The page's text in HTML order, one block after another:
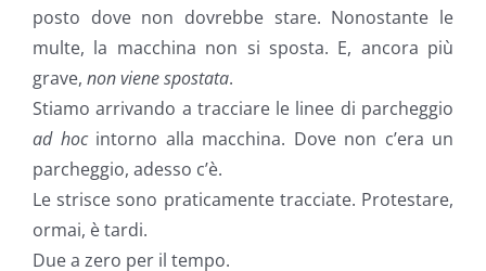
posto dove non dovrebbe stare. Nonostante le
multe, la macchina non si sposta. E, ancora più
grave, non viene spostata.
Stiamo arrivando a tracciare le linee di parcheggio
ad hocintorno alla macchina. Dove non c’era un
parcheggio, adesso c’è.
Le strisce sono praticamente tracciate. Protestare,
ormai, è tardi.
Due a zero per il tempo.